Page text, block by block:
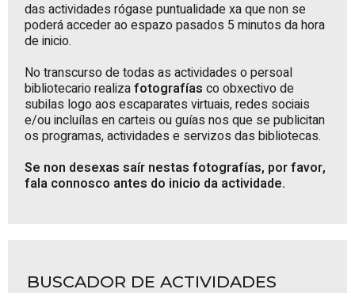
das actividades rógase puntualidade xa que non se
poderá acceder ao espazo pasados 5 minutos da hora
de inicio.
No transcurso de todas as actividades o persoal
bibliotecario realizafotografías co obxectivo de
subilas logo aos escaparates virtuais, redes sociais
e/ou incluílas en carteis ou guías nos que se publicitan
os programas, actividades e servizos das bibliotecas.
Se non desexas saír nestas fotografías, por favor,
fala connosco antes do inicio da actividade.
BUSCADOR DE ACTIVIDADES